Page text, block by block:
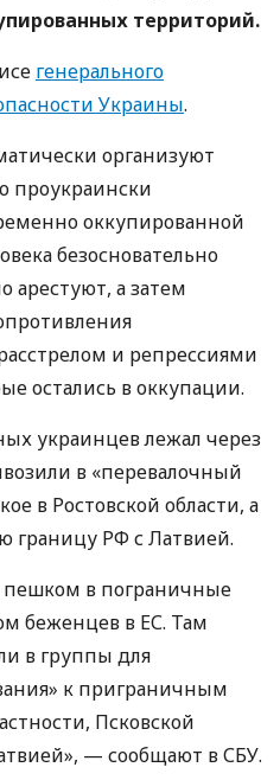
территорий.
генерального
Украины.
организуют
проукраински
оккупированной
безосновательно
арестуют, а затем
и репрессиями
остались в оккупации.
украинцев лежал через
в «перевалочный
в Ростовской области, а
границу РФ с Латвией.
пешком в пограничные
беженцев в ЕС. Там
в группы для
к приграничным
Псковской
— сообщают в СБУ.